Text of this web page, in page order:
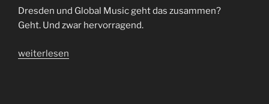
Dresden und Global Music geht das zusammen?
Geht. Und zwar hervorragend.
„Podcast
weiterlesen